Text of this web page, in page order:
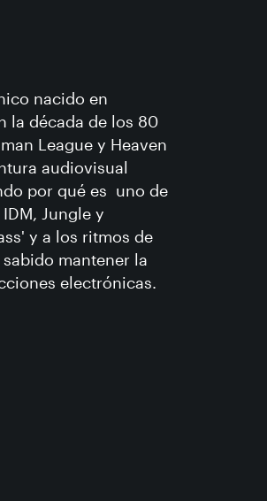
nacido en
la década de los 80
League y Heaven
audiovisual
por qué es uno de
Jungle y
y a los ritmos de
mantener la
electrónicas.